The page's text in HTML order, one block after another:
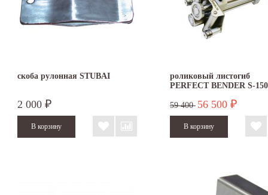
скоба рулонная STUBAI
2 000 ₽
роликовый листогиб
PERFECT BENDER S-150
59 400 56 500 ₽